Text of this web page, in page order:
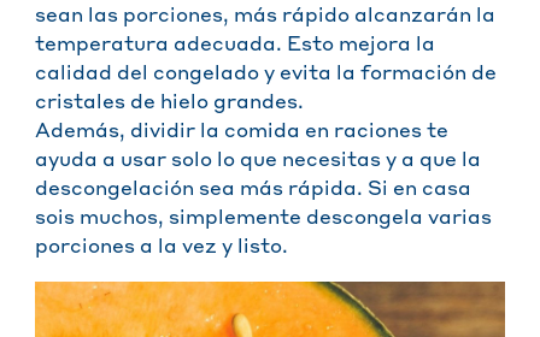
sean las porciones, más rápido alcanzarán la
temperatura adecuada. Esto mejora la
calidad del congelado y evita la formación de
cristales de hielo grandes.
Además, dividir la comida en raciones te
ayuda a usar solo lo que necesitas y a que la
descongelación sea más rápida. Si en casa
sois muchos, simplemente descongela varias
porciones a la vez y listo.